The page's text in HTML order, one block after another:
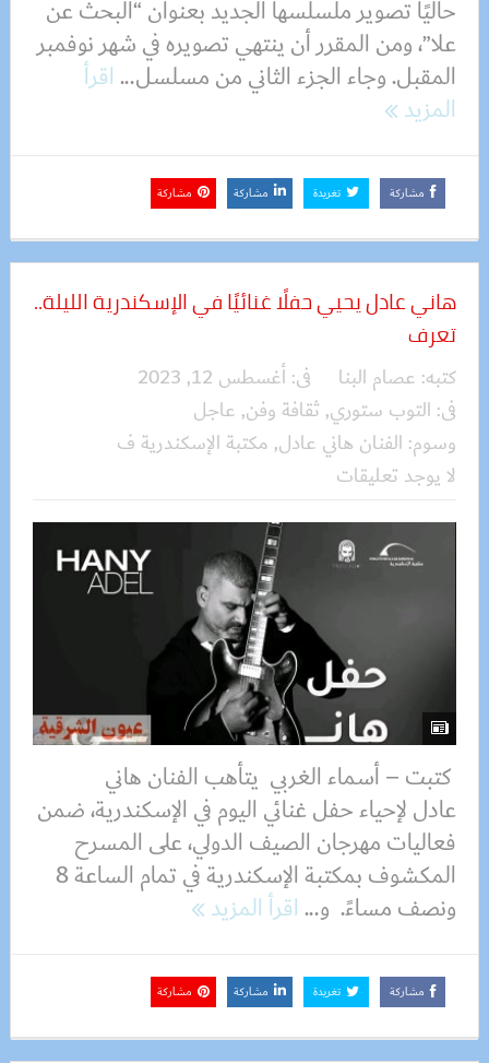
حاليًا تصوير ملسلسها الجديد بعنوان “البحث عن
علا”، ومن المقرر أن ينتهي تصويره في شهر نوفمبر
المقبل. وجاء الجزء الثاني من مسلسل...اقرأ
المزيد
مشاركة تغريدة مشاركة مشاركة
هاني عادل يحيي حفلًا غنائيًا في الإسكندرية الليلة..
تعرف
كتبه: عصام البنا فى:أغسطس 12, 2023
فى: التوب ستوري, ثقافة وفن, عاجل
وسوم: الفنان هاني عادل, مكتبة الإسكندرية ف
لا يوجد تعليقات
كتبت – أسماء الغربي يتأهب الفنان هاني
عادل لإحياء حفل غنائي اليوم في الإسكندرية، ضمن
فعاليات مهرجان الصيف الدولي، على المسرح
المكشوف بمكتبة الإسكندرية في تمام الساعة 8
ونصف مساءً. و...اقرأ المزيد
مشاركة تغريدة مشاركة مشاركة